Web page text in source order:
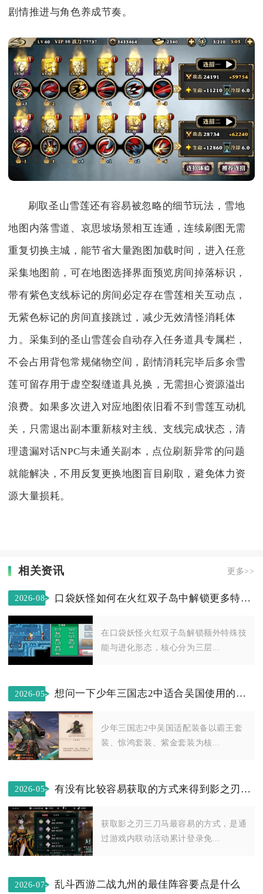
剧情推进与角色养成节奏。
刷取圣山雪莲还有容易被忽略的细节玩法，雪地
地图内落雪道、哀思坡场景相互连通，连续刷图无需
重复切换主城，能节省大量跑图加载时间，进入任意
采集地图前，可在地图选择界面预览房间掉落标识，
带有紫色支线标记的房间必定存在雪莲相关互动点，
无紫色标记的房间直接跳过，减少无效清怪消耗体
力。采集到的圣山雪莲会自动存入任务道具专属栏，
不会占用背包常规储物空间，剧情消耗完毕后多余雪
莲可留存用于虚空裂缝道具兑换，无需担心资源溢出
浪费。如果多次进入对应地图依旧看不到雪莲互动机
关，只需退出副本重新核对主线、支线完成状态，清
理遗漏对话NPC与未通关副本，点位刷新异常的问题
就能解决，不用反复更换地图盲目刷取，避免体力资
源大量损耗。
相关资讯 更多>>
2026-08-
口袋妖怪如何在火红双子岛中解锁更多特殊技能和进化形态
在口袋妖怪火红双子岛解锁额外特殊技
能与进化形态，核心分为三层...
2026-05-
想问一下少年三国志2中适合吴国使用的装备有哪些
少年三国志2中吴国适配装备以霸王套
装、惊鸿套装、紫金套装为核...
2026-05-
有没有比较容易获取的方式来得到影之刃三的刀马
获取影之刃三刀马最容易的方式，是通
过游戏内联动活动累计登录免...
2026-07-
乱斗西游二战九州的最佳阵容要点是什么